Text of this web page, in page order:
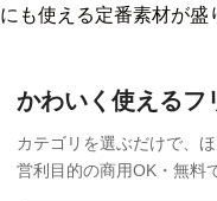
キ
にも使える定番素材が盛
かわいく使えるフ
カテゴリを選ぶだけで、
営利目的の商用OK・無料